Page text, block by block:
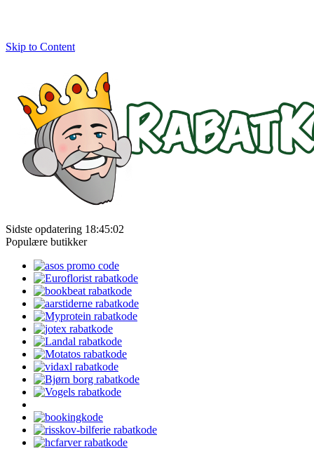
Skip to Content
Sidste opdatering 18:45:02
Populære butikker